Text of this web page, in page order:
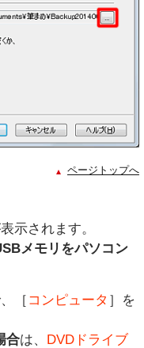
ページトップへ
示されます。
メモリをパソコン
［ コンピュータ ］を
合は、 DVDドライブ